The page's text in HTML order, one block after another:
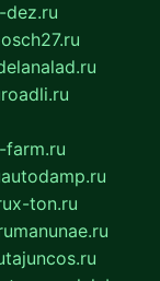
dez.ru
roadli.ru
farm.ru
autodamp.ru
x-ton.ru
manunae.ru
tajuncos.ru